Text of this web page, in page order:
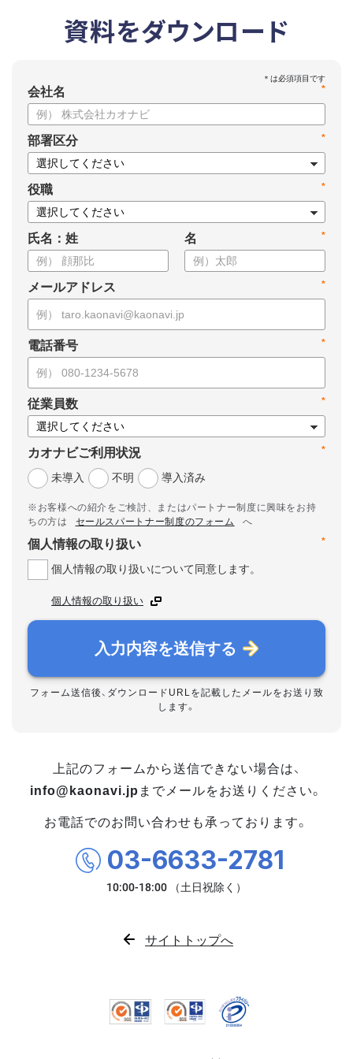
資料をダウンロード
*
会社名
*
部署区分
*
役職
氏名：姓 *
名
*
メールアドレス
*
電話番号
*
従業員数
*
カオナビご利用状況
未導入
不明 導入済み
※お客様への紹介をご検討、またはパートナー制度に興味をお持
ちの方は
セールスパートナー制度のフォーム
へ
*
個人情報の取り扱い
個人情報の取り扱いについて同意します。
個人情報の取り扱い
入力内容を送信する
フォーム送信後、ダウンロードURLを記載したメールをお送り致
します。
上記のフォームから送信できない場合は、
info@kaonavi.jp までメールをお送りください。
お電話でのお問い合わせも承っております。
03-6633-2781
サイトトップへ